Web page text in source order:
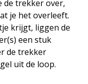
de trekker over,
je het overleeft.
krijgt, liggen de
een stuk
de trekker
uit de loop.